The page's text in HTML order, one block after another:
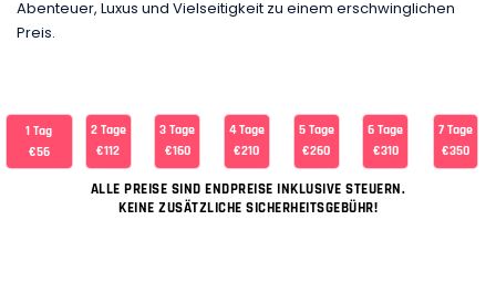
Abenteuer, Luxus und Vielseitigkeit zu einem erschwinglichen
Preis.
1 Tag
€56
2 Tage
€112
3 Tage
€160
4 Tage
€210
5 Tage
€260
6 Tage
€310
7 Tage
€350
ALLE PREISE SIND ENDPREISE INKLUSIVE STEUERN.
KEINE ZUSÄTZLICHE SICHERHEITSGEBÜHR!